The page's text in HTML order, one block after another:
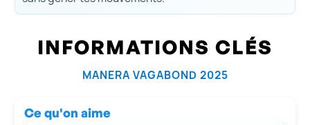
INFORMATIONS CLÉS
MANERA VAGABOND 2025
Ce qu'on aime